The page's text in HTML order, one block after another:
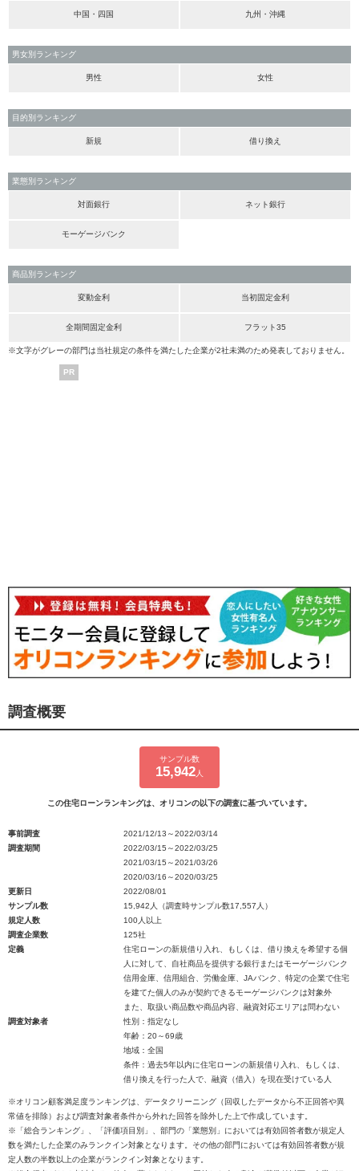
中国・四国 九州・沖縄
男女別ランキング
男性 女性
目的別ランキング
新規 借り換え
業態別ランキング
対面銀行 ネット銀行
モーゲージバンク
商品別ランキング
変動金利 当初固定金利
全期間固定金利 フラット35
※文字がグレーの部門は当社規定の条件を満たした企業が2社未満のため発表しておりません。
PR
調査概要
サンプル数
15,942 人
この住宅ローンランキングは、オリコンの以下の調査に基づいています。
事前調査
2021/12/13～2022/03/14
調査期間
2022/03/15～2022/03/25
2021/03/15～2021/03/26
2020/03/16～2020/03/25
更新日
2022/08/01
サンプル数
15,942人（調査時サンプル数17,557人）
規定人数
100人以上
調査企業数
125社
定義
住宅ローンの新規借り入れ、もしくは、借り換えを希望する個
人に対して、自社商品を提供する銀行またはモーゲージバンク
信用金庫、信用組合、労働金庫、JAバンク、特定の企業で住宅
を建てた個人のみが契約できるモーゲージバンクは対象外
また、取扱い商品数や商品内容、融資対応エリアは問わない
調査対象者
性別：指定なし
年齢：20～69歳
地域：全国
条件：過去5年以内に住宅ローンの新規借り入れ、もしくは、
借り換えを行った人で、融資（借入）を現在受けている人
※オリコン顧客満足度ランキングは、データクリーニング（回収したデータから不正回答や異
常値を排除）および調査対象者条件から外れた回答を除外した上で作成しています。
※「総合ランキング」、「評価項目別」、部門の「業態別」においては有効回答者数が規定人
数を満たした企業のみランクイン対象となります。その他の部門においては有効回答者数が規
定人数の半数以上の企業がランクイン対象となります。